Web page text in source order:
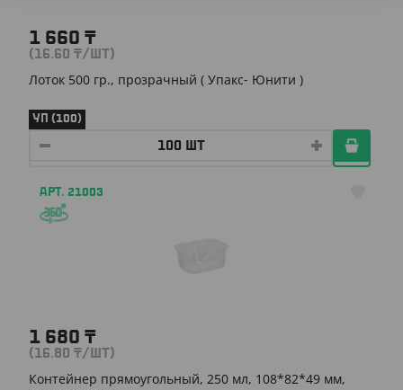
1 660 ₸
(16.60 ₸/ШТ)
Лоток 500 гр., прозрачный ( Упакс- Юнити )
УП (100)
АРТ. 21003
1 680 ₸
(16.80 ₸/ШТ)
Контейнер прямоугольный, 250 мл, 108*82*49 мм,